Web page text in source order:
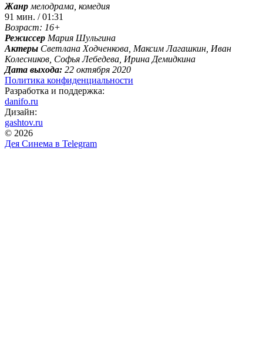
Жанр мелодрама, комедия
91 мин. / 01:31
Возраст: 16+
Режиссер Мария Шульгина
Актеры Светлана Ходченкова, Максим Лагашкин, Иван
Колесников, Софья Лебедева, Ирина Демидкина
Дата выхода: 22 октября 2020
Политика конфиденциальности
Разработка и поддержка:
danifo.ru
Дизайн:
gashtov.ru
© 2026
Дея Синема в Telegram